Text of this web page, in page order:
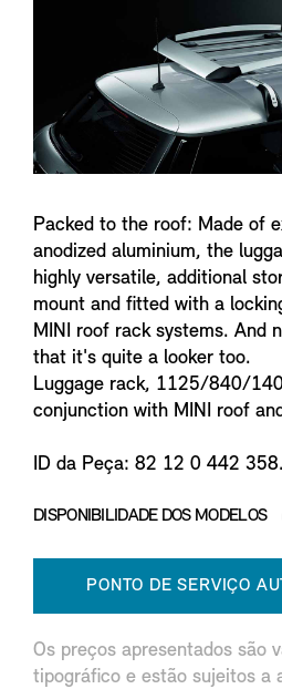
o
Packed to the roof: Made of
anodized aluminium, the
highly versatile, additional
mount and fitted with a
MINI roof rack systems. And
that it's quite a looker too.
Luggage rack, 1125/840/
conjunction with MINI roof
ID da Peça: 82 12 0 442 358.
DISPONIBILIDADE DOS MODELOS
PONTO DE SERVIÇO
Os preços apresentados são
tipográfico e estão sujeitos a